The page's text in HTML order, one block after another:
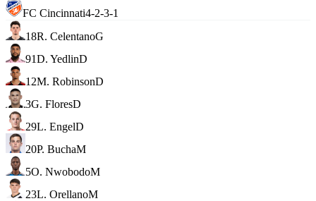
FC Cincinnati4-2-3-1
18R. CelentanoG
91D. YedlinD
12M. RobinsonD
3G. FloresD
29L. EngelD
20P. BuchaM
5O. NwobodoM
23L. OrellanoM